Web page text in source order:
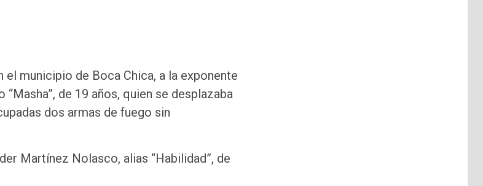
municipio de Boca Chica, a la exponente
de 19 años, quien se desplazaba
dos armas de fuego sin
Martínez Nolasco, alias “Habilidad”, de